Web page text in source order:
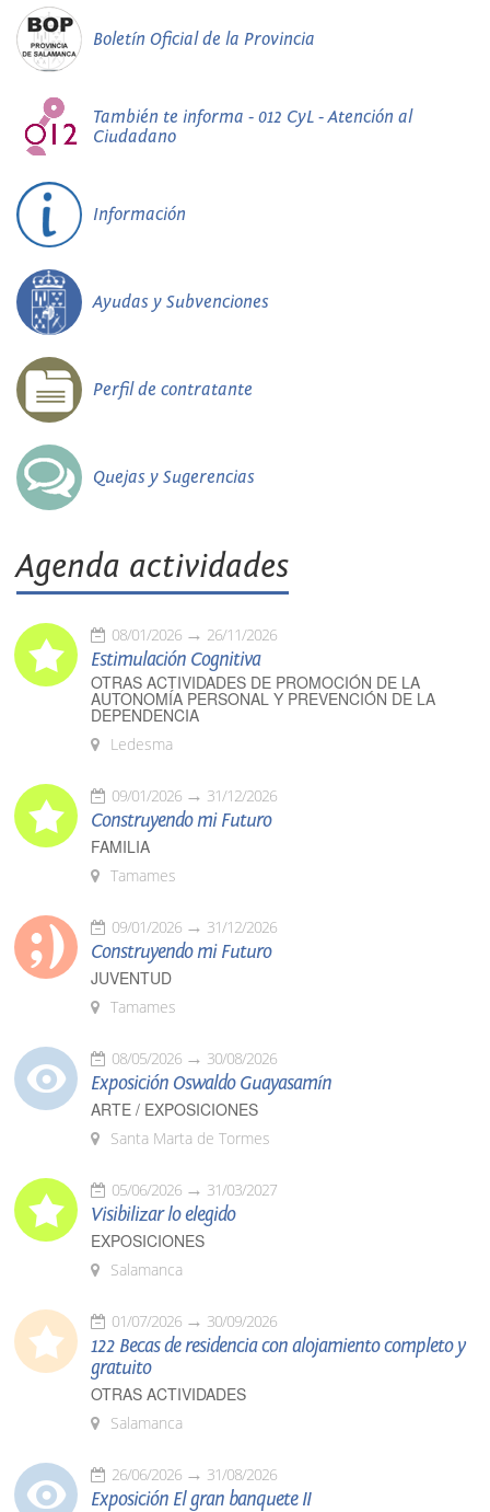
Boletín Oficial de la Provincia
También te informa - 012 CyL - Atención al
Ciudadano
Información
Ayudas y Subvenciones
Perfil de contratante
Quejas y Sugerencias
Agenda actividades
08/01/2026 26/11/2026
Estimulación Cognitiva
OTRAS ACTIVIDADES DE PROMOCIÓN DE LA
AUTONOMÍA PERSONAL Y PREVENCIÓN DE LA
DEPENDENCIA
Ledesma
09/01/2026 31/12/2026
Construyendo mi Futuro
FAMILIA
Tamames
09/01/2026 31/12/2026
Construyendo mi Futuro
JUVENTUD
Tamames
08/05/2026 30/08/2026
Exposición Oswaldo Guayasamín
ARTE / EXPOSICIONES
Santa Marta de Tormes
05/06/2026 31/03/2027
Visibilizar lo elegido
EXPOSICIONES
Salamanca
01/07/2026 30/09/2026
122 Becas de residencia con alojamiento completo y
gratuito
OTRAS ACTIVIDADES
Salamanca
26/06/2026 31/08/2026
Exposición El gran banquete II